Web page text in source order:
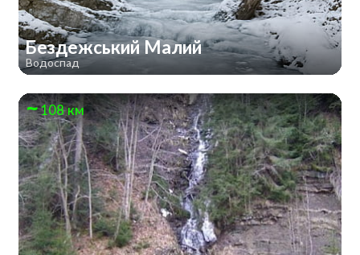
Бездежський Малий
Водоспад
108 км